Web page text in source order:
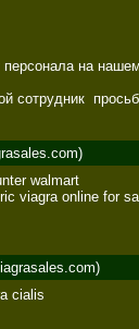
на
сотрудник
walmart
viagra online for
cialis